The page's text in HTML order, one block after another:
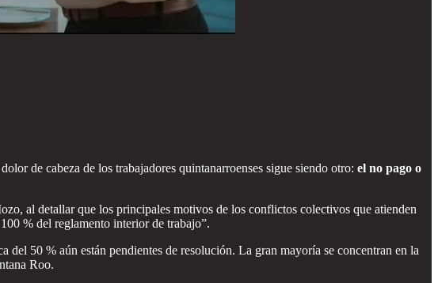
de cabeza de los trabajadores quintanarroenses sigue siendo otro: el no pago o
al detallar que los principales motivos de los conflictos colectivos que atienden
% del reglamento interior de trabajo”.
del 50 % aún están pendientes de resolución. La gran mayoría se concentran en la
Roo.